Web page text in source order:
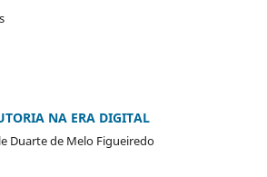
NA ERA DIGITAL
Duarte de Melo Figueiredo